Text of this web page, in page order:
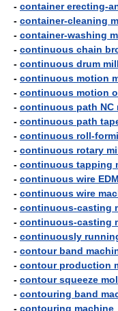
- container erecting-
- container-cleaning
- container-washing
- continuous chain
- continuous drum
- continuous motion
- continuous motion
- continuous path NC
- continuous path
- continuous roll-
- continuous rotary
- continuous tapping
- continuous wire
- continuous wire
- continuous-casting
- continuous-casting
- continuously
- contour band
- contour production
- contour squeeze
- contouring band
- contouring machine